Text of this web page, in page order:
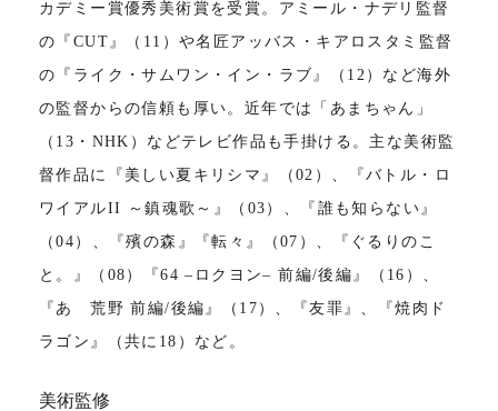
カデミー賞優秀美術賞を受賞。アミール・ナデリ監督
の『CUT』（11）や名匠アッバス・キアロスタミ監督
の『ライク・サムワン・イン・ラブ』（12）など海外
の監督からの信頼も厚い。近年では「あまちゃん」
（13・NHK）などテレビ作品も手掛ける。主な美術監
督作品に『美しい夏キリシマ』（02）、『バトル・ロ
ワイアルII ～鎮魂歌～』（03）、『誰も知らない』
（04）、『殯の森』『転々』（07）、『ぐるりのこ
と。』（08）『64 ‒ロクヨン‒ 前編/後編』（16）、
『あゝ荒野 前編/後編』（17）、『友罪』、『焼肉ド
ラゴン』（共に18）など。
美術監修